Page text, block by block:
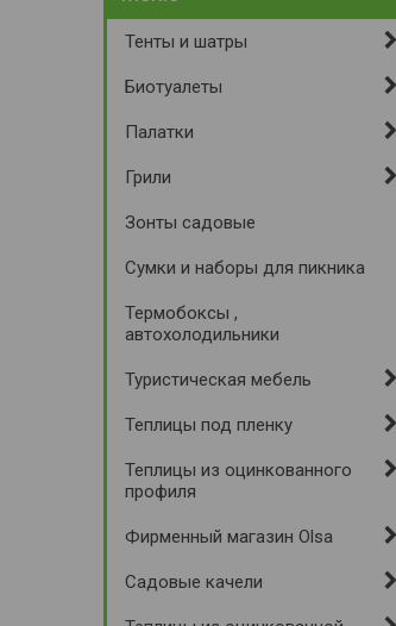
Тенты и шатры
Биотуалеты
Палатки
Грили
Зонты садовые
Сумки и наборы для пикника
Термобоксы ,
автохолодильники
Туристическая мебель
Теплицы под пленку
Теплицы из оцинкованного
профиля
Фирменный магазин Olsa
Садовые качели